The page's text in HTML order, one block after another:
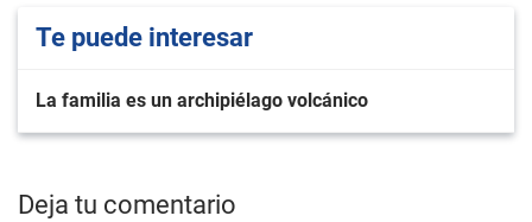
Te puede interesar
La familia es un archipiélago volcánico
Deja tu comentario